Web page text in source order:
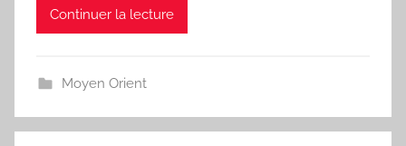
Continuer la lecture
Moyen Orient